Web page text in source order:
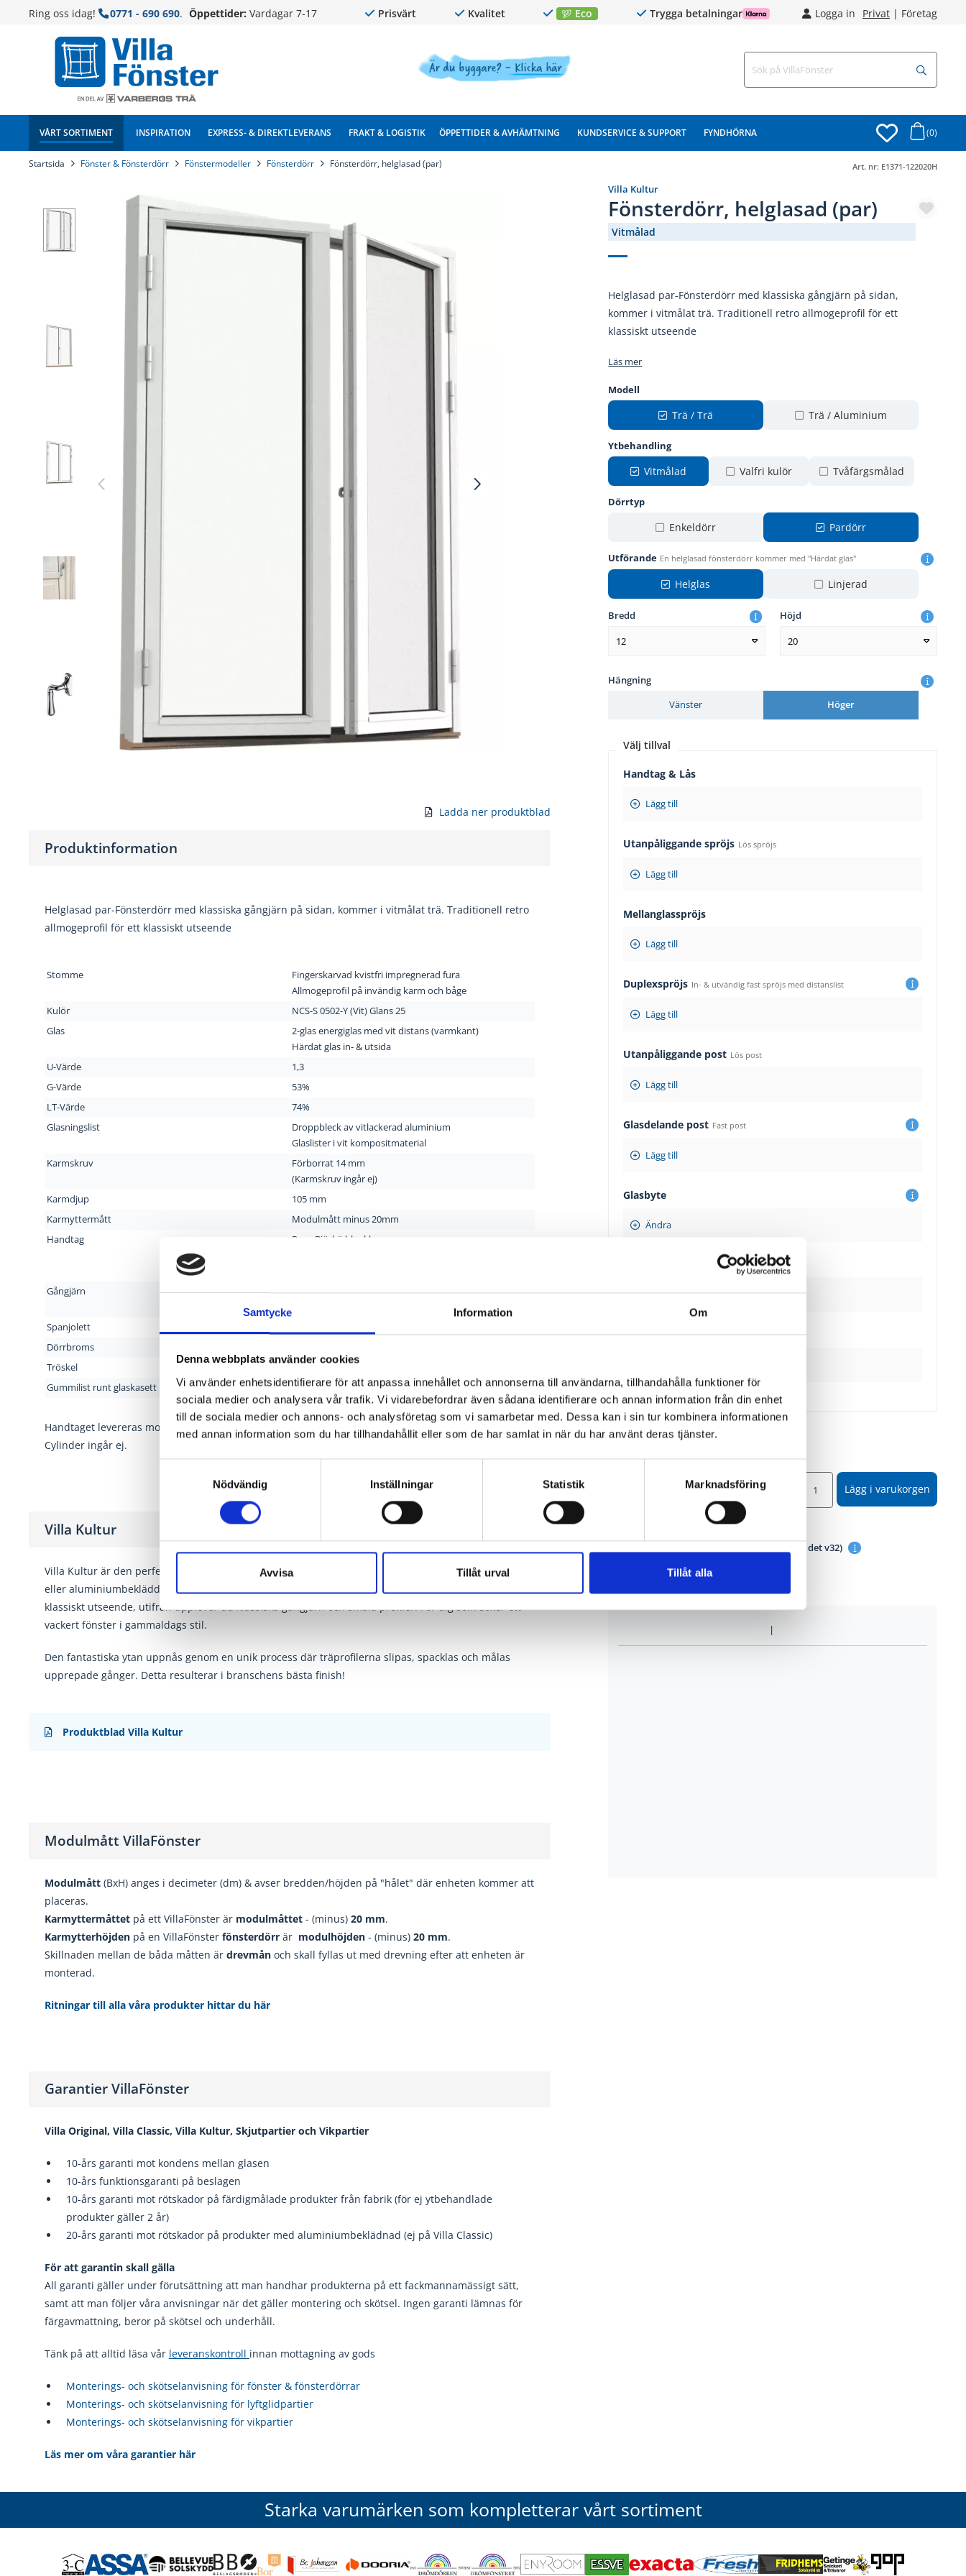
Samtycke Information Om
Denna webbplats använder cookies
Vi använder enhetsidentifierare för att anpassa innehållet och annonserna till användarna, tillhandahålla funktioner för
sociala medier och analysera vår trafik. Vi vidarebefordrar även sådana identifierare och annan information från din enhet
till de sociala medier och annons- och analysföretag som vi samarbetar med. Dessa kan i sin tur kombinera informationen
med annan information som du har tillhandahållit eller som de har samlat in när du har använt deras tjänster.
Nödvändig
Inställningar Statistik Marknadsföring
Avvisa Tillåt urval Tillåt alla
Ring oss idag! 0771 - 690 690. Öppettider: Vardagar 7-17 Prisvärt Kvalitet Eco Trygga betalningar Logga in Privat| Företag
VÅRT SORTIMENT INSPIRATION EXPRESS- & DIREKTLEVERANS FRAKT & LOGISTIK ÖPPETTIDER & AVHÄMTNING KUNDSERVICE & SUPPORT FYNDHÖRNA (0)
Startsida Fönster & Fönsterdörr Fönstermodeller Fönsterdörr Fönsterdörr, helglasad (par)
1980
Art. nr: E1371-122020H
Villa Kultur
Fönsterdörr, helglasad (par)
Vitmålad
Helglasad par-Fönsterdörr med klassiska gångjärn på sidan,
kommer i vitmålat trä. Traditionell retro allmogeprofil för ett
klassiskt utseende
Läs mer
Modell
Trä / Trä Trä / Aluminium
Ytbehandling
Vitmålad Valfri kulör Tvåfärgsmålad
Dörrtyp
Enkeldörr Pardörr
Utförande En helglasad fönsterdörr kommer med "Härdat glas"
Helglas Linjerad
Bredd
12
Höjd
20
Hängning
Vänster Höger
Välj tillval
Handtag & Lås
Lägg till
Utanpåliggande spröjs Lös spröjs
Lägg till
Mellanglasspröjs
Lägg till
Duplexspröjs In- & utvändig fast spröjs med distanslist
Lägg till
Utanpåliggande post Lös post
Lägg till
Glasdelande post Fast post
Lägg till
Glasbyte
Ändra
Lägg till
Solskydd Levereras omonterade
Lägg i varukorgen
SEK
v40 (Idag är det v32)
Ladda ner produktblad
Produktinformation
Helglasad par-Fönsterdörr med klassiska gångjärn på sidan, kommer i vitmålat trä. Traditionell retro
allmogeprofil för ett klassiskt utseende
Stomme
Fingerskarvad kvistfri impregnerad fura
Allmogeprofil på invändig karm och båge
Kulör
NCS-S 0502-Y (Vit) Glans 25
Glas
2-glas energiglas med vit distans (varmkant)
Härdat glas in- & utsida
U-Värde
1,3
G-Värde
53%
LT-Värde
74%
Glasningslist
Droppbleck av vitlackerad aluminium
Glaslister i vit kompositmaterial
Karmskruv
Förborrat 14 mm
(Karmskruv ingår ej)
Karmdjup
105 mm
Karmyttermått
Modulmått minus 20mm
Handtag
Roca Björkö blankkrom
Gångjärn
Elfözinkade vita gångjärn
Spanjolett
Dörrbroms
Tröskel
Helt i ädelträ iroko
Gummilist runt glaskasett
Svart
Handtaget levereras monterat.
Cylinder ingår ej.
Villa Kultur
Villa Kultur är den perfekta kombinationen av gammal stil med modern teknik. Träfönster med 2-glas
eller aluminiumbeklädda med 3-glas. Allmogeprofilen och fönsterkrokarna på insidan ger fönstret ett
klassiskt utseende, utifrån upplever du klassiska gångjärn och smala profiler. För dig som söker ett
vackert fönster i gammaldags stil.
Den fantastiska ytan uppnås genom en unik process där träprofilerna slipas, spacklas och målas
upprepade gånger. Detta resulterar i branschens bästa finish!
Produktblad Villa Kultur
Modulmått VillaFönster
Modulmått(BxH) anges i decimeter (dm) & avser bredden/höjden på "hålet" där enheten kommer att
placeras.
Karmyttermåttet på ett VillaFönster är modulmåttet- (minus) 20 mm.
Karmytterhöjden på en VillaFönster fönsterdörrär modulhöjden - (minus) 20 mm.
Skillnaden mellan de båda måtten är drevmånoch skall fyllas ut med drevning efter att enheten är
monterad.
Ritningar till alla våra produkter hittar du här
Garantier VillaFönster
Villa Original, Villa Classic, Villa Kultur, Skjutpartier och Vikpartier
10-års garanti mot kondens mellan glasen
10-års funktionsgaranti på beslagen
10-års garanti mot rötskador på färdigmålade produkter från fabrik (för ej ytbehandlade
produkter gäller 2 år)
20-års garanti mot rötskador på produkter med aluminiumbeklädnad (ej på Villa Classic)
För att garantin skall gälla
All garanti gäller under förutsättning att man handhar produkterna på ett fackmannamässigt sätt,
samt att man följer våra anvisningar när det gäller montering och skötsel. Ingen garanti lämnas för
färgavmattning, beror på skötsel och underhåll.
Tänk på att alltid läsa vår leveranskontroll innan mottagning av gods
Monterings- och skötselanvisning för fönster & fönsterdörrar
Monterings- och skötselanvisning för lyftglidpartier
Monterings- och skötselanvisning för vikpartier
Läs mer om våra garantier här
Starka varumärken som kompletterar vårt sortiment